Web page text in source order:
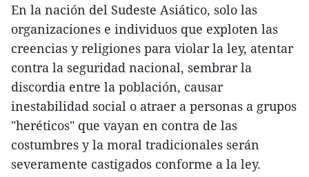
En la nación del Sudeste Asiático, solo las
organizaciones e individuos que exploten las
creencias y religiones para violar la ley, atentar
contra la seguridad nacional, sembrar la
discordia entre la población, causar
inestabilidad social o atraer a personas a grupos
"heréticos" que vayan en contra de las
costumbres y la moral tradicionales serán
severamente castigados conforme a la ley.